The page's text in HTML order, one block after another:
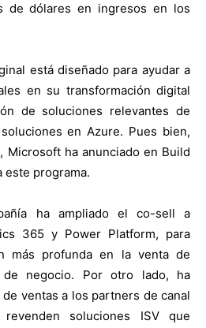
de dólares en ingresos en los
está diseñado para ayudar a
en su transformación digital
de soluciones relevantes de
en Azure. Pues bien,
Microsoft ha anunciado en Build
este programa.
ha ampliado el co-sell a
365 y Power Platform, para
más profunda en la venta de
negocio. Por otro lado, ha
ventas a los partners de canal
soluciones ISV que